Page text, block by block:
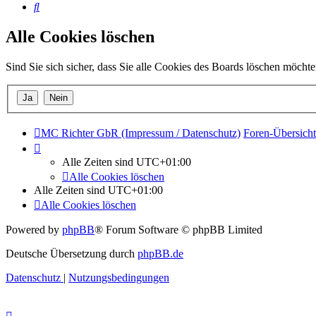
Suche
Alle Cookies löschen
Sind Sie sich sicher, dass Sie alle Cookies des Boards löschen
MC Richter GbR (Impressum / Datenschutz) Foren-Übersicht
Alle Zeiten sind UTC+01:00
Alle Cookies löschen
Alle Zeiten sind UTC+01:00
Alle Cookies löschen
Powered by phpBB® Forum Software © phpBB Limited
Deutsche Übersetzung durch phpBB.de
Datenschutz | Nutzungsbedingungen